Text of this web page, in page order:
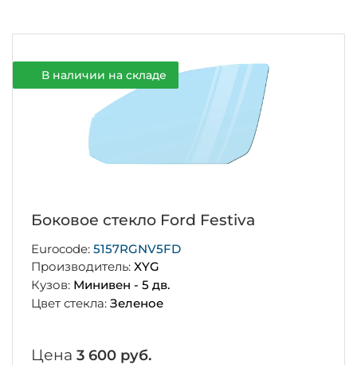
В наличии на складе
Боковое стекло Ford Festiva
Eurocode: 5157RGNV5FD
Производитель: XYG
Кузов: Минивен - 5 дв.
Цвет стекла: Зеленое
Цена 3 600 руб.